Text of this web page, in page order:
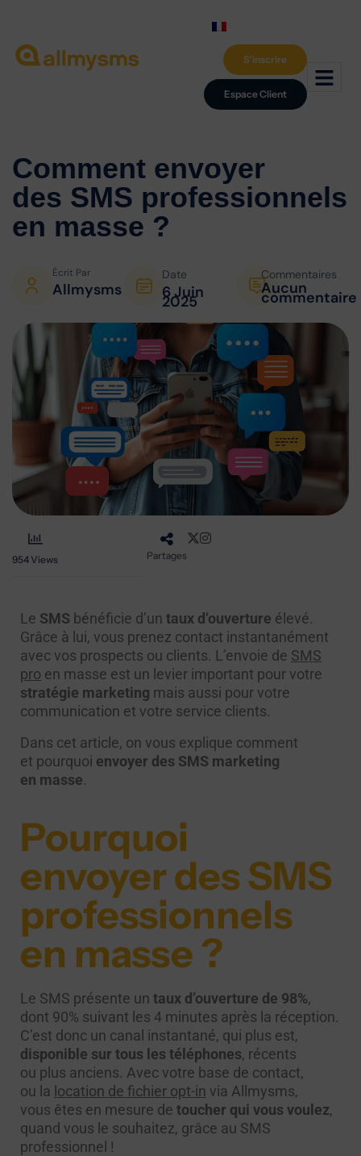
Espace Client
S'inscrire
Comment envoyer
des SMS professionnels
en masse ?
Écrit Par
Allmysms
Date
6 Juin
2025
Commentaires
Aucun
commentaire
954 Views Partages
Le SMS bénéficie d’un taux d’ouverture élevé.
Grâce à lui, vous prenez contact instantanément
avec vos prospects ou clients. L’envoie de SMS
pro en masse est un levier important pour votre
stratégie marketing mais aussi pour votre
communication et votre service clients.
Dans cet article, on vous explique comment
et pourquoi envoyer des SMS marketing
en masse.
Pourquoi
envoyer des SMS
professionnels
en masse ?
Le SMS présente un taux d’ouverture de 98%,
dont 90% suivant les 4 minutes après la réception.
C’est donc un canal instantané, qui plus est,
disponible sur tous les téléphones, récents
ou plus anciens. Avec votre base de contact,
ou la location de fichier opt-in via Allmysms,
vous êtes en mesure de toucher qui vous voulez,
quand vous le souhaitez, grâce au SMS
professionnel !